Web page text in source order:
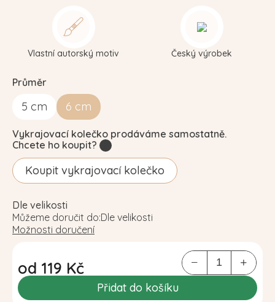
Průměr
5 cm 6 cm
od 119 Kč
Měrná
cena:
Přidat do košíku
Vlastní autorský motiv Český výrobek
Vykrajovací kolečko prodáváme samostatně.
Chcete ho koupit?
Koupit vykrajovací kolečko
Dle velikosti
Můžeme doručit do:Dle velikosti
Možnosti doručení